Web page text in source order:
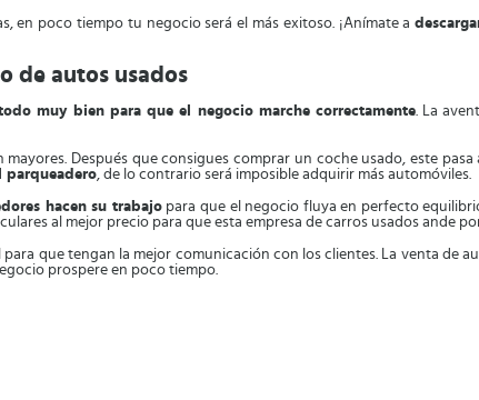
en poco tiempo tu negocio será el más exitoso. ¡Anímate a
de autos usados
muy bien para que el negocio marche correctamente. La
Después que consigues comprar un coche usado, este
parqueadero, de lo contrario será imposible adquirir más automóviles.
hacen su trabajopara que el negocio fluya en perfecto
al mejor precio para que esta empresa de carros usados ande
que tengan la mejor comunicación con los clientes. La venta de
prospere en poco tiempo.